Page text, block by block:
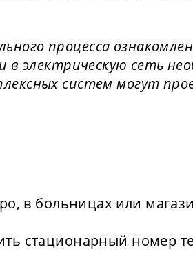
процесса
электрическую сеть
систем могут
в больницах или
стационарный номер